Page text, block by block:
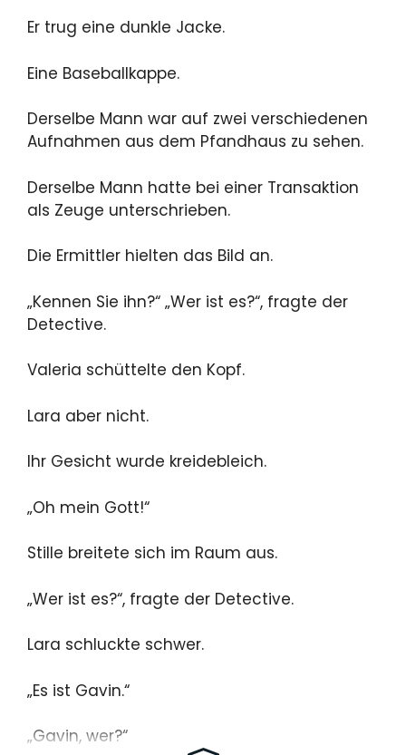
Er trug eine dunkle Jacke.
Eine Baseballkappe.
Derselbe Mann war auf zwei verschiedenen
Aufnahmen aus dem Pfandhaus zu sehen.
Derselbe Mann hatte bei einer Transaktion
als Zeuge unterschrieben.
Die Ermittler hielten das Bild an.
„Kennen Sie ihn?“ „Wer ist es?“, fragte der
Detective.
Valeria schüttelte den Kopf.
Lara aber nicht.
Ihr Gesicht wurde kreidebleich.
„Oh mein Gott!“
Stille breitete sich im Raum aus.
„Wer ist es?“, fragte der Detective.
Lara schluckte schwer.
„Es ist Gavin.“
„Gavin, wer?“